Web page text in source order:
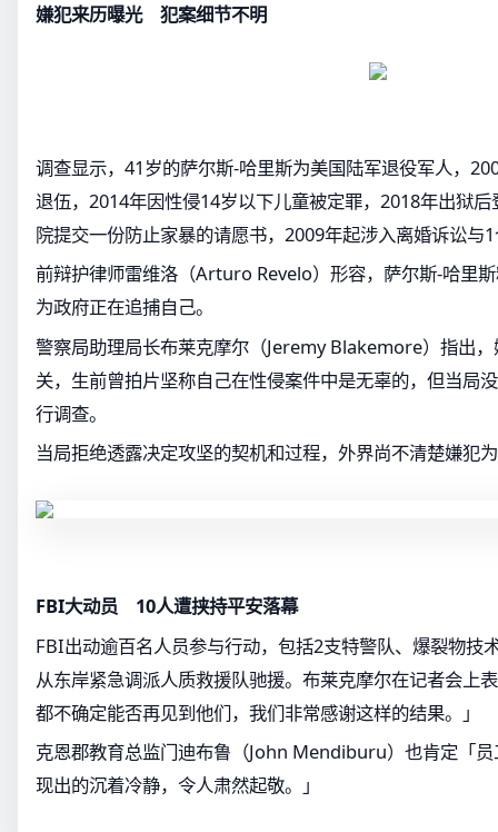
嫌犯来历曝光 犯案细节不明
调查显示，41岁的萨尔斯-哈里斯为美国陆军退役军人，
退伍，2014年因性侵14岁以下儿童被定罪，2018年出狱
院提交一份防止家暴的请愿书，2009年起涉入离婚诉讼与
前辩护律师雷维洛（Arturo Revelo）形容，萨尔斯-哈里
为政府正在追捕自己。
警察局助理局长布莱克摩尔（Jeremy Blakemore）指出
关，生前曾拍片坚称自己在性侵案件中是无辜的，但当局
行调查。
当局拒绝透露决定攻坚的契机和过程，外界尚不清楚嫌犯
FBI大动员 10人遭挟持平安落幕
FBI出动逾百名人员参与行动，包括2支特警队、爆裂物技
从东岸紧急调派人质救援队驰援。布莱克摩尔在记者会上
都不确定能否再见到他们，我们非常感谢这样的结果。」
克恩郡教育总监门迪布鲁（John Mendiburu）也肯定「
现出的沉着冷静，令人肃然起敬。」